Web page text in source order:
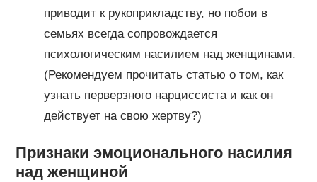
приводит к рукоприкладству, но побои в
семьях всегда сопровождается
психологическим насилием над женщинами.
(Рекомендуем прочитать статью о том, как
узнать перверзного нарциссиста и как он
действует на свою жертву?)
Признаки эмоционального насилия
над женщиной